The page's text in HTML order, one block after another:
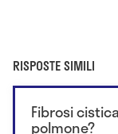
RISPOSTE SIMILI
Fibrosi
polmone?